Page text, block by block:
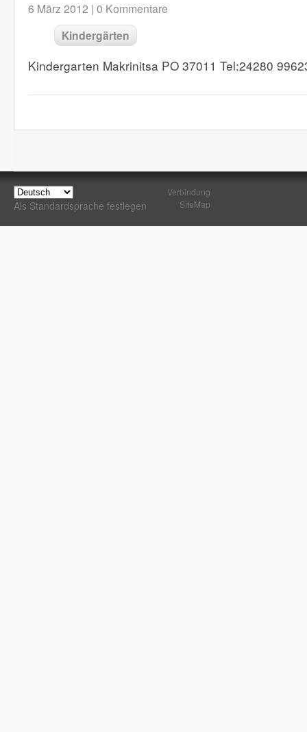
6 März 2012 | 0 Kommentare
Kindergärten
Kindergarten Makrinitsa PO 37011 Tel:24280
Als Standardsprache festlegen
Verbindung
SiteMap